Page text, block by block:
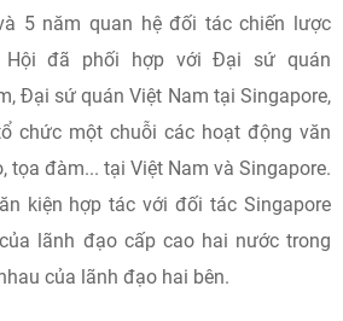
5 năm quan hệ đối tác chiến lược
Hội đã phối hợp với Đại sứ quán
Đại sứ quán Việt Nam tại Singapore,
chức một chuỗi các hoạt động văn
tọa đàm... tại Việt Nam và Singapore.
kiện hợp tác với đối tác Singapore
lãnh đạo cấp cao hai nước trong
của lãnh đạo hai bên.